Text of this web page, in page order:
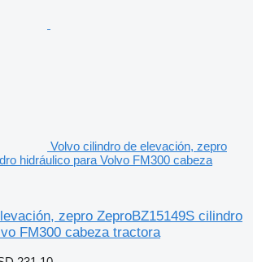
Volvo cilindro de elevación, zepro
hidráulico para Volvo FM300 cabeza
zepro ZeproBZ15149S cilindro
FM300 cabeza tractora